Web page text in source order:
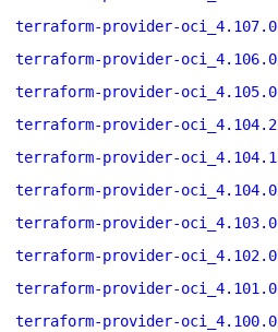
terraform-provider-oci_4.107.0
terraform-provider-oci_4.106.0
terraform-provider-oci_4.105.0
terraform-provider-oci_4.104.2
terraform-provider-oci_4.104.1
terraform-provider-oci_4.104.0
terraform-provider-oci_4.103.0
terraform-provider-oci_4.102.0
terraform-provider-oci_4.101.0
terraform-provider-oci_4.100.0